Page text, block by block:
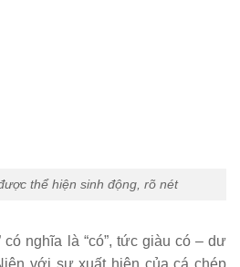
với sự xuất hiện của cá chép
niên hữu dư – tức là năm nào